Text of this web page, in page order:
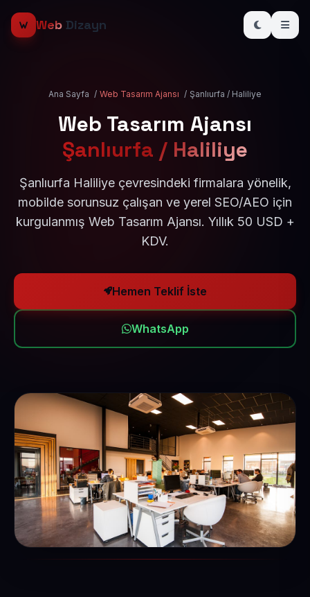
Web Dizayn
Ana Sayfa / Web Tasarım Ajansı / Şanlıurfa / Haliliye
Web Tasarım Ajansı
Şanlıurfa / Haliliye
Şanlıurfa Haliliye çevresindeki firmalara yönelik,
mobilde sorunsuz çalışan ve yerel SEO/AEO için
kurgulanmış Web Tasarım Ajansı. Yıllık 50 USD +
KDV.
Hemen Teklif İste
WhatsApp